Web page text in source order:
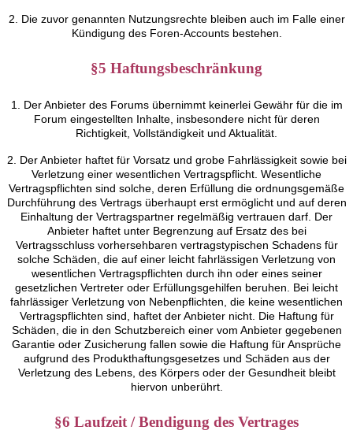
2. Die zuvor genannten Nutzungsrechte bleiben auch im Falle einer
Kündigung des Foren-Accounts bestehen.
§5 Haftungsbeschränkung
1. Der Anbieter des Forums übernimmt keinerlei Gewähr für die im
Forum eingestellten Inhalte, insbesondere nicht für deren
Richtigkeit, Vollständigkeit und Aktualität.
2. Der Anbieter haftet für Vorsatz und grobe Fahrlässigkeit sowie bei
Verletzung einer wesentlichen Vertragspflicht. Wesentliche
Vertragspflichten sind solche, deren Erfüllung die ordnungsgemäße
Durchführung des Vertrags überhaupt erst ermöglicht und auf deren
Einhaltung der Vertragspartner regelmäßig vertrauen darf. Der
Anbieter haftet unter Begrenzung auf Ersatz des bei
Vertragsschluss vorhersehbaren vertragstypischen Schadens für
solche Schäden, die auf einer leicht fahrlässigen Verletzung von
wesentlichen Vertragspflichten durch ihn oder eines seiner
gesetzlichen Vertreter oder Erfüllungsgehilfen beruhen. Bei leicht
fahrlässiger Verletzung von Nebenpflichten, die keine wesentlichen
Vertragspflichten sind, haftet der Anbieter nicht. Die Haftung für
Schäden, die in den Schutzbereich einer vom Anbieter gegebenen
Garantie oder Zusicherung fallen sowie die Haftung für Ansprüche
aufgrund des Produkthaftungsgesetzes und Schäden aus der
Verletzung des Lebens, des Körpers oder der Gesundheit bleibt
hiervon unberührt.
§6 Laufzeit / Bendigung des Vertrages